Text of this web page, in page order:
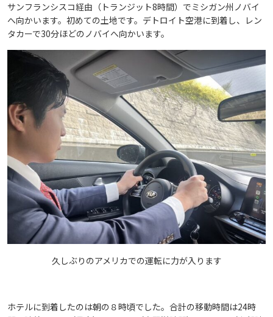
サンフランシスコ経由（トランジット8時間）でミシガン州ノバイ
へ向かいます。初めての土地です。デトロイト空港に到着し、レン
タカーで30分ほどのノバイへ向かいます。
久しぶりのアメリカでの運転に力が入ります
ホテルに到着したのは朝の８時頃でした。合計の移動時間は24時